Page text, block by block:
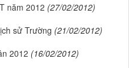
năm 2012 (27/02/2012)
sử Trường (21/02/2012)
2012 (16/02/2012)